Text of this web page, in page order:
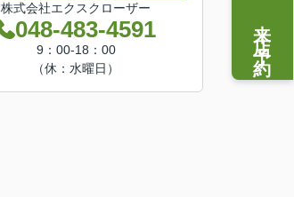
株式会社エクスクローザー
048-483-4591
9：00-18：00
（休：水曜日）
来店予約